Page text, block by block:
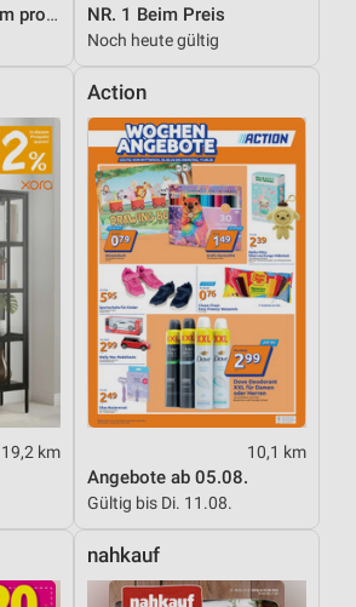
Bis zu 62% in diesem prospekt NR. 1 Beim Preis
Noch heute gültig
19,2 km
Action
10,1 km
Angebote ab 05.08.
Gültig bis Di. 11.08.
nahkauf